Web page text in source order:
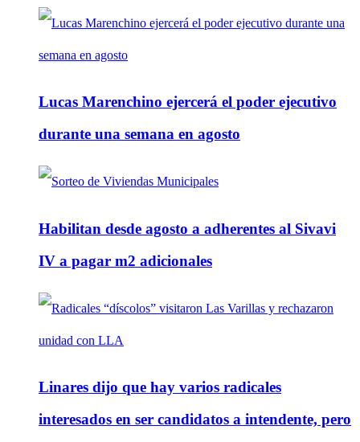
Lucas Marenchino ejercerá el poder ejecutivo
durante una semana en agosto
Habilitan desde agosto a adherentes al Sivavi
IV a pagar m2 adicionales
Linares dijo que hay varios radicales
interesados en ser candidatos a intendente, pero